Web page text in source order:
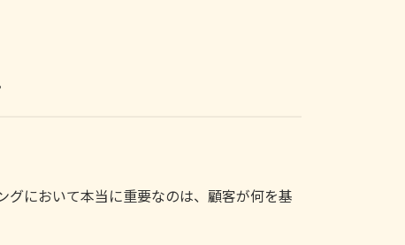
グにおいて本当に重要なのは、顧客が何を基